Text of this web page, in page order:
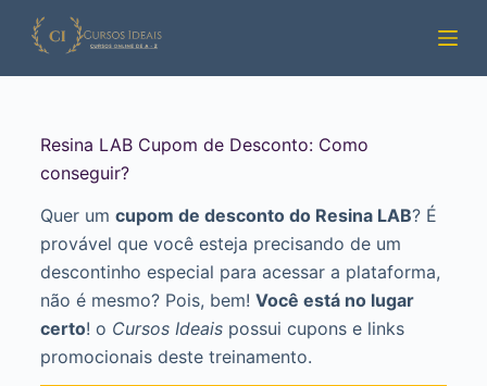
Pular
para
Resina LAB Cupom de Desconto: Como
conseguir?
Quer um cupom de desconto do Resina LAB? É
provável que você esteja precisando de um
descontinho especial para acessar a plataforma,
não é mesmo? Pois, bem! Você está no lugar
certo! o Cursos Ideaispossui cupons e links
promocionais deste treinamento.